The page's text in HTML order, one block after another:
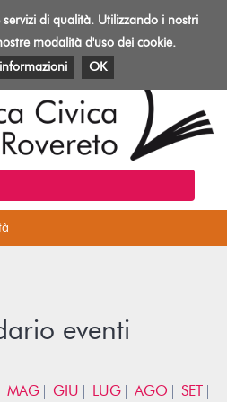
Toggle
PATRIMONIO E RISORSE
eventi
MAG GIU LUG AGO SET
di qualità. Utilizzando i nostri
modalità d'uso dei cookie.
OK